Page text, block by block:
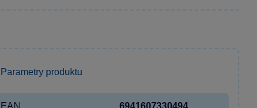
Parametry produktu
EAN 6941607330494